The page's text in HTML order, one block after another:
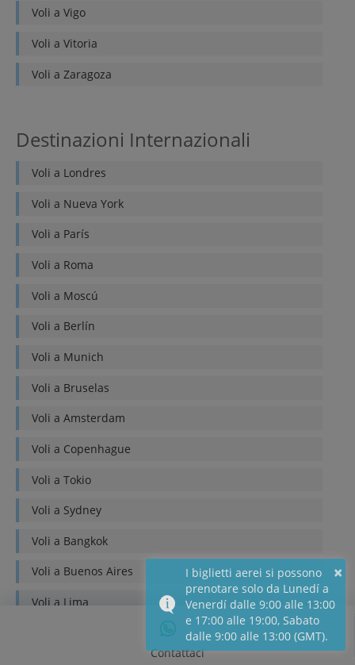
Voli a Vigo
Voli a Vitoria
Voli a Zaragoza
Destinazioni Internazionali
Voli a Londres
Voli a Nueva York
Voli a París
Voli a Roma
Voli a Moscú
Voli a Berlín
Voli a Munich
Voli a Bruselas
Voli a Amsterdam
Voli a Copenhague
Voli a Tokio
Voli a Sydney
Voli a Bangkok
Voli a Buenos Aires
Voli a Lima
Contattaci
×
I biglietti aerei si possono
prenotare solo da Lunedí a
Venerdí dalle 9:00 alle 13:00
e 17:00 alle 19:00, Sabato
dalle 9:00 alle 13:00 (GMT).